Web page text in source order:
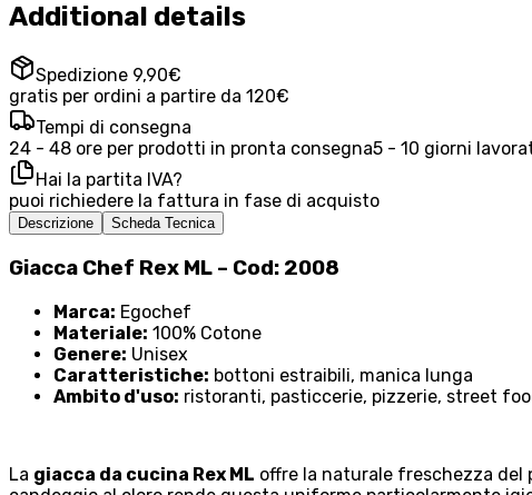
Additional details
Spedizione 9,90€
gratis per ordini a partire da 120€
Tempi di consegna
24 - 48 ore per prodotti in pronta consegna5 - 10 giorni
Hai la partita IVA?
puoi richiedere la fattura in fase di acquisto
Descrizione Scheda Tecnica
Giacca Chef Rex ML – Cod: 2008
Marca: Egochef
Materiale: 100% Cotone
Genere: Unisex
Caratteristiche: bottoni estraibili, manica lunga
Ambito d'uso: ristoranti, pasticcerie, pizzerie, street
La giacca da cucina Rex ML offre la naturale freschezza